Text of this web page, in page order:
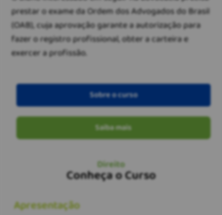
prestar o exame da Ordem dos Advogados do Brasil
(OAB), cuja aprovação garante a autorização para
fazer o registro profissional, obter a carteira e
exercer a profissão.
Sobre o curso
Saiba mais
Direito
Conheça o Curso
Apresentação